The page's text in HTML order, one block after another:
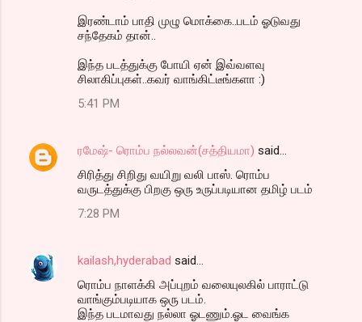
இரண்டாம் பாதி முழு மொக்கை..படம் ஓடுவது
சந்தேகம் தான்..
இந்த படத்துக்கு போயி ஏன் இவ்வளவு
சிலாகிப்புகள்..கவர் வாங்கிட்டீங்களா :)
5:41 PM
ரமேஷ்- ரொம்ப நல்லவன்(சத்தியமா) said…
சிரித்து சிறிது வயிறு வலி பாஸ். ரொம்ப
வருடத்துக்கு பிறகு ஒரு உருப்படியான தமிழ் படம்
7:28 PM
kailash,hyderabad said…
ரொம்ப நாளக்கி அப்புறம் வலையுலகில் பாராட்டு
வாங்கும்படியாக ஒரு படம்.
இந்த படமாவது நல்லா ஓடணும்.ஓட வைங்க